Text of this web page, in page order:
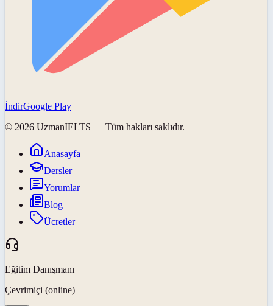
İndirGoogle Play
© 2026 UzmanIELTS — Tüm hakları saklıdır.
Anasayfa
Dersler
Yorumlar
Blog
Ücretler
Eğitim Danışmanı
Çevrimiçi (online)